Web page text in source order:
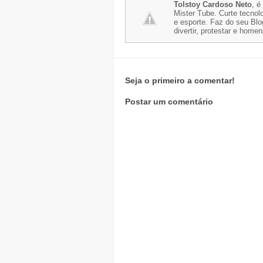
Tolstoy Cardoso Neto, é
Mister Tube. Curte
e esporte. Faz do seu
divertir, protestar e
Seja o primeiro a comentar!
Postar um comentário